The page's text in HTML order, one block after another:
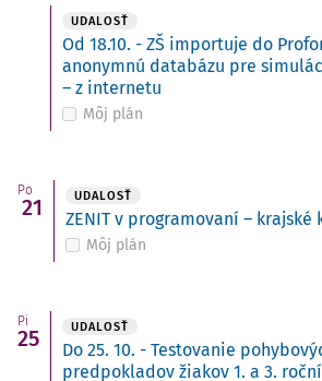
UDALOSŤ
Od 18.10. - ZŠ importuje do
anonymnú databázu pre
– z internetu
Môj plán
Po
21 UDALOSŤ
ZENIT v programovaní – krajské
Môj plán
Pi
25 UDALOSŤ
Do 25. 10. - Testovanie
predpokladov žiakov 1. a 3.